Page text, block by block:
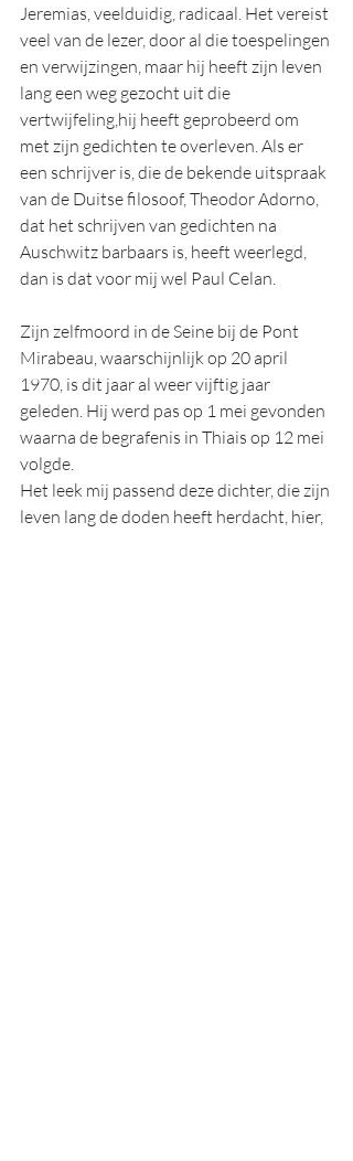
Jeremias, veelduidig, radicaal. Het vereist
veel van de lezer, door al die toespelingen
en verwijzingen, maar hij heeft zijn leven
lang een weg gezocht uit die
vertwijfeling,hij heeft geprobeerd om
met zijn gedichten te overleven. Als er
een schrijver is, die de bekende uitspraak
van de Duitse filosoof, Theodor Adorno,
dat het schrijven van gedichten na
Auschwitz barbaars is, heeft weerlegd,
dan is dat voor mij wel Paul Celan.
Zijn zelfmoord in de Seine bij de Pont
Mirabeau, waarschijnlijk op 20 april
1970, is dit jaar al weer vijftig jaar
geleden. Hij werd pas op 1 mei gevonden
waarna de begrafenis in Thiais op 12 mei
volgde.
Het leek mij passend deze dichter, die zijn
leven lang de doden heeft herdacht, hier,